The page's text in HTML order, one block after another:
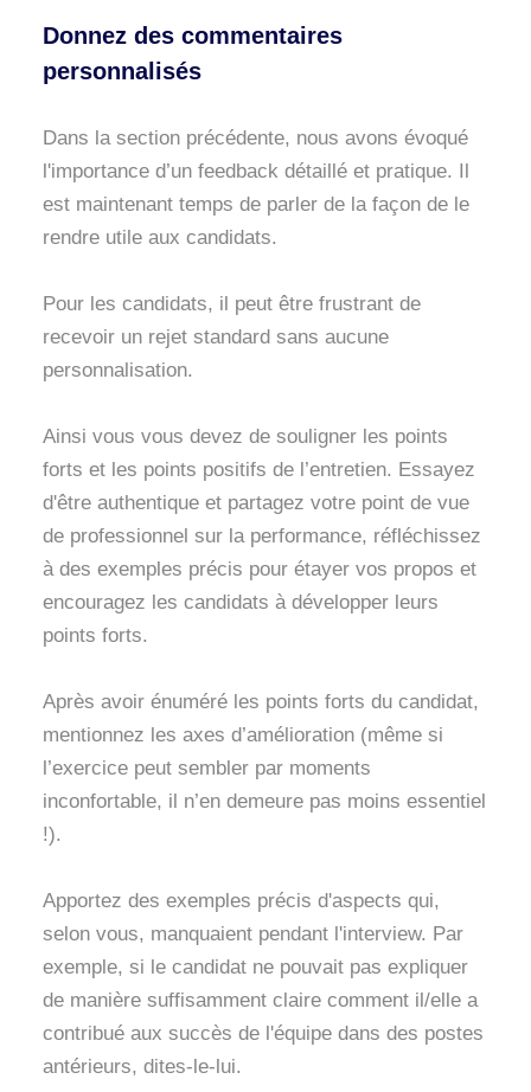
Donnez des commentaires
personnalisés
Dans la section précédente, nous avons évoqué
l'importance d’un feedback détaillé et pratique. Il
est maintenant temps de parler de la façon de le
rendre utile aux candidats.
Pour les candidats, il peut être frustrant de
recevoir un rejet standard sans aucune
personnalisation.
Ainsi vous vous devez de souligner les points
forts et les points positifs de l’entretien. Essayez
d'être authentique et partagez votre point de vue
de professionnel sur la performance, réfléchissez
à des exemples précis pour étayer vos propos et
encouragez les candidats à développer leurs
points forts.
Après avoir énuméré les points forts du candidat,
mentionnez les axes d’amélioration (même si
l’exercice peut sembler par moments
inconfortable, il n’en demeure pas moins essentiel
!).
Apportez des exemples précis d'aspects qui,
selon vous, manquaient pendant l'interview. Par
exemple, si le candidat ne pouvait pas expliquer
de manière suffisamment claire comment il/elle a
contribué aux succès de l'équipe dans des postes
antérieurs, dites-le-lui.